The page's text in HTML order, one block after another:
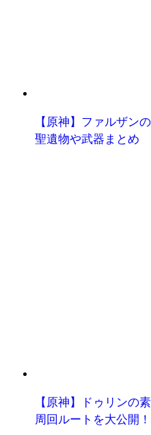
【原神】ファルザン
聖遺物や武器まとめ
【原神】ドゥリンの
周回ルートを大公開！